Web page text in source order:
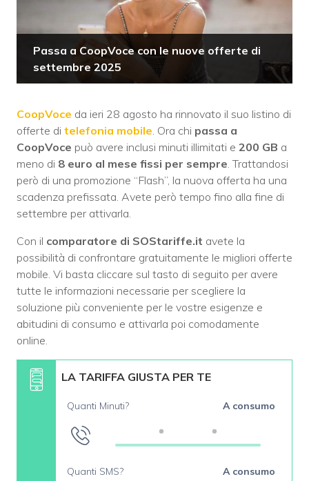
Passa a CoopVoce con le nuove offerte di
settembre 2025
CoopVoce da ieri 28 agosto ha rinnovato il suo listino di
offerte di telefonia mobile. Ora chi passa a
CoopVoce può avere inclusi minuti illimitati e 200 GB a
meno di 8 euro al mese fissi per sempre. Trattandosi
però di una promozione “Flash”, la nuova offerta ha una
scadenza prefissata. Avete però tempo fino alla fine di
settembre per attivarla.
Con il comparatore di SOStariffe.it avete la
possibilità di confrontare gratuitamente le migliori offerte
mobile. Vi basta cliccare sul tasto di seguito per avere
tutte le informazioni necessarie per scegliere la
soluzione più conveniente per le vostre esigenze e
abitudini di consumo e attivarla poi comodamente
online.
LA TARIFFA GIUSTA PER TE
Quanti Minuti? A consumo
Quanti SMS? A consumo